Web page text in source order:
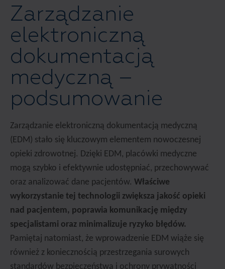
Zarządzanie
elektroniczną
dokumentacją
medyczną –
podsumowanie
Zarządzanie elektroniczną dokumentacją medyczną
(EDM) stało się kluczowym elementem nowoczesnej
opieki zdrowotnej. Dzięki EDM, placówki medyczne
mogą szybko i efektywnie udostępniać, przechowywać
oraz analizować dane pacjentów. Właściwe
wykorzystanie tej technologii zwiększa jakość opieki
nad pacjentem, poprawia komunikację między
specjalistami oraz minimalizuje ryzyko błędów.
Pamiętaj natomiast, że wprowadzenie EDM wiąże się
również z koniecznością przestrzegania surowych
standardów bezpieczeństwa i ochrony prywatności